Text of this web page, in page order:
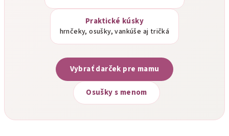
Praktické kúsky
hrnčeky, osušky, vankúše aj tričká
Vybrať darček pre mamu
Osušky s menom